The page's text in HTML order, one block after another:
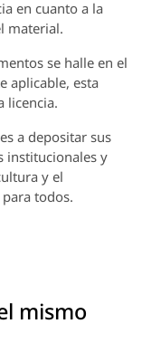
en cuanto a la
material.
se halle en el
aplicable, esta
licencia.
a depositar sus
institucionales y
y el
todos.
mismo